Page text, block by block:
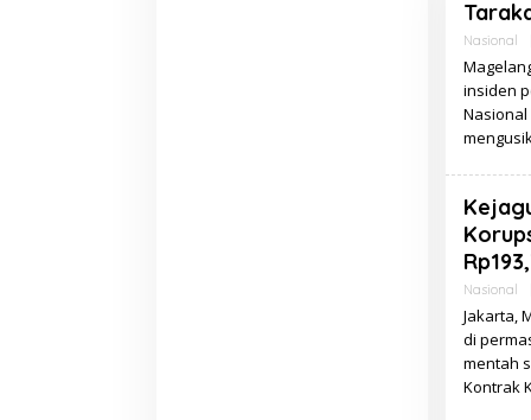
Nasional
insiden
Nasional
Nasional
Jakarta,
di
mentah
Kontrak